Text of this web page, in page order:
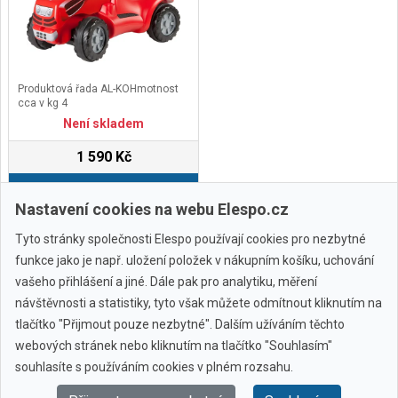
kg&nbsp;Společnost Verdemax
vyrábí zahradní produkty pod
vlastní značkou pro péči, dekoraci,
ochranu a údržbu zeleně, a to jak
pro fandy, tak pro profesionály v
Produktová řada AL-KOHmotnost
cca v kg 4
Není skladem
1 590 Kč
Všechny značky
Nastavení cookies na webu Elespo.cz
Tyto stránky společnosti Elespo používají cookies pro nezbytné
funkce jako je např. uložení položek v nákupním košíku, uchování
vašeho přihlášení a jiné. Dále pak pro analytiku, měření
návštěvnosti a statistiky, tyto však můžete odmítnout kliknutím na
tlačítko "Přijmout pouze nezbytné". Dalším užíváním těchto
webových stránek nebo kliknutím na tlačítko "Souhlasím"
souhlasíte s používáním cookies v plném rozsahu.